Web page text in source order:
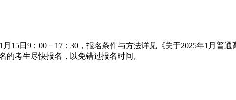
15日9：00－17：30，报名条件与方法详见《关于2025年1月普
的考生尽快报名，以免错过报名时间。